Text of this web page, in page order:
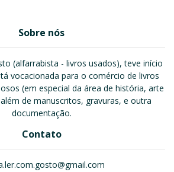
Sobre nós
(alfarrabista - livros usados), teve início
vocacionada para o comércio de livros
(em especial da área de história, arte
de manuscritos, gravuras, e outra
documentação.
Contato